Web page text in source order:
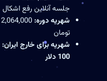
جلسه آنلاین رفع اشکال
شهریه دوره: 2,064,000
تومان
شهریه برای خارج ایران:
100 دلار